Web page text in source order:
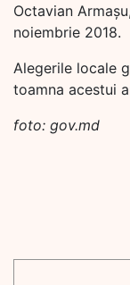
Octavian
noiembrie 2018.
Alegerile locale
toamna acestui
foto: gov.md